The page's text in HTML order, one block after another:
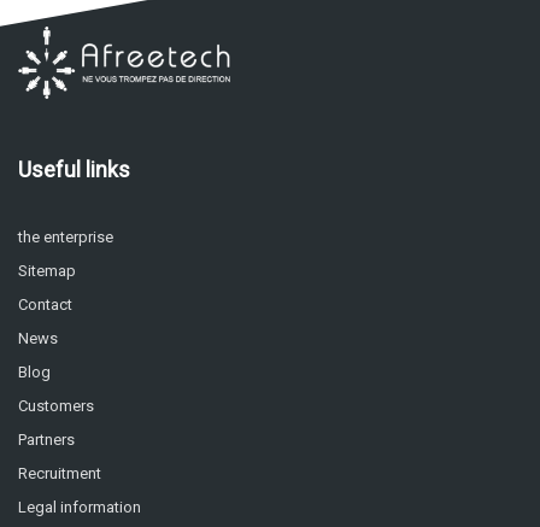
Useful links
the enterprise
Sitemap
Contact
News
Blog
Customers
Partners
Recruitment
Legal information